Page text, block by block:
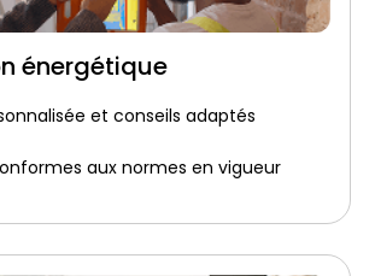
énergétique
et conseils adaptés
aux normes en vigueur